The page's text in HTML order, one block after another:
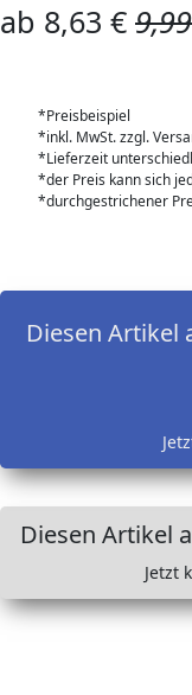
ab 8,63 €
*Preisbeispiel
*inkl. MwSt. zzgl.
*Lieferzeit
*der Preis kann sich
*durchgestrichener
Diesen Artikel
Diesen Artikel
Jetzt